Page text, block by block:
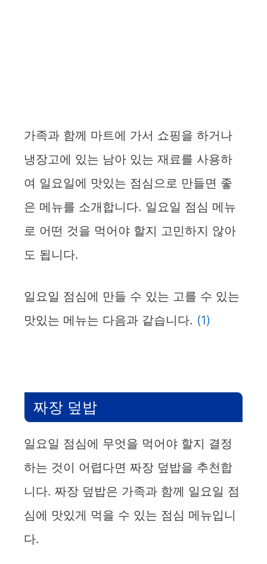
가족과 함께 마트에 가서 쇼핑을 하거나
냉장고에 있는 남아 있는 재료를 사용하
여 일요일에 맛있는 점심으로 만들면 좋
은 메뉴를 소개합니다. 일요일 점심 메뉴
로 어떤 것을 먹어야 할지 고민하지 않아
도 됩니다.
일요일 점심에 만들 수 있는 고를 수 있는
맛있는 메뉴는 다음과 같습니다. (1)
짜장 덮밥
일요일 점심에 무엇을 먹어야 할지 결정
하는 것이 어렵다면 짜장 덮밥을 추천합
니다. 짜장 덮밥은 가족과 함께 일요일 점
심에 맛있게 먹을 수 있는 점심 메뉴입니
다.